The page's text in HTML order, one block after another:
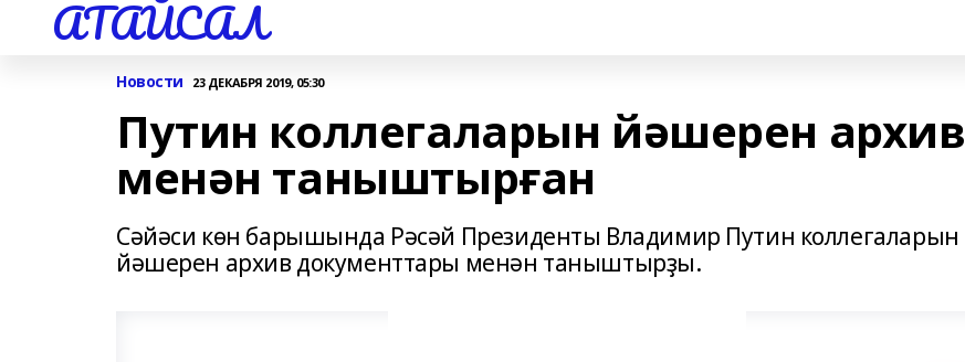
АТАЙСАЛ
Новости 23 ДЕКАБРЯ 2019, 05:30
Путин коллегаларын йәшерен архив
менән таныштырған
Сәйәси көн барышында Рәсәй Президенты Владимир Путин коллегаларын
йәшерен архив документтары менән таныштырҙы.